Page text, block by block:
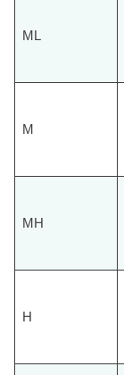
ML
M
MH
H